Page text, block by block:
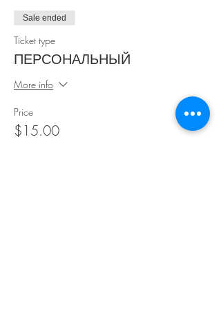
Sale ended
Ticket type
ПЕРСОНАЛЬНЫЙ
More info
Price
$15.00